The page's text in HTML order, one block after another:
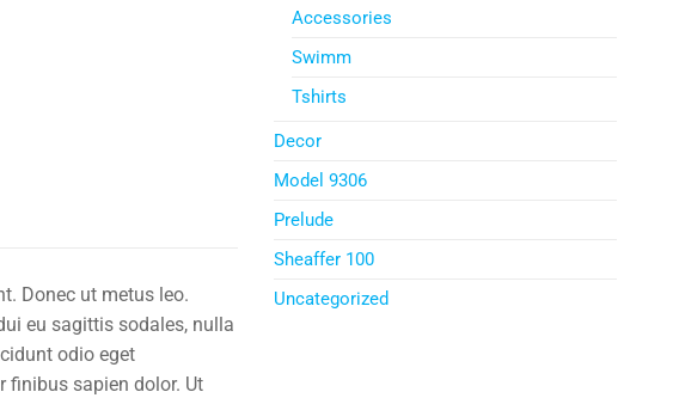
Donec ut metus leo.
eu sagittis sodales, nulla
odio eget
finibus sapien dolor. Ut
Accessories
Swimm
Tshirts
Decor
Model 9306
Prelude
Sheaffer 100
Uncategorized